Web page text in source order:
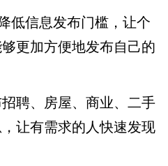
低信息发布门槛，让个
更加方便地发布自己的
聘、房屋、商业、二手
让有需求的人快速发现